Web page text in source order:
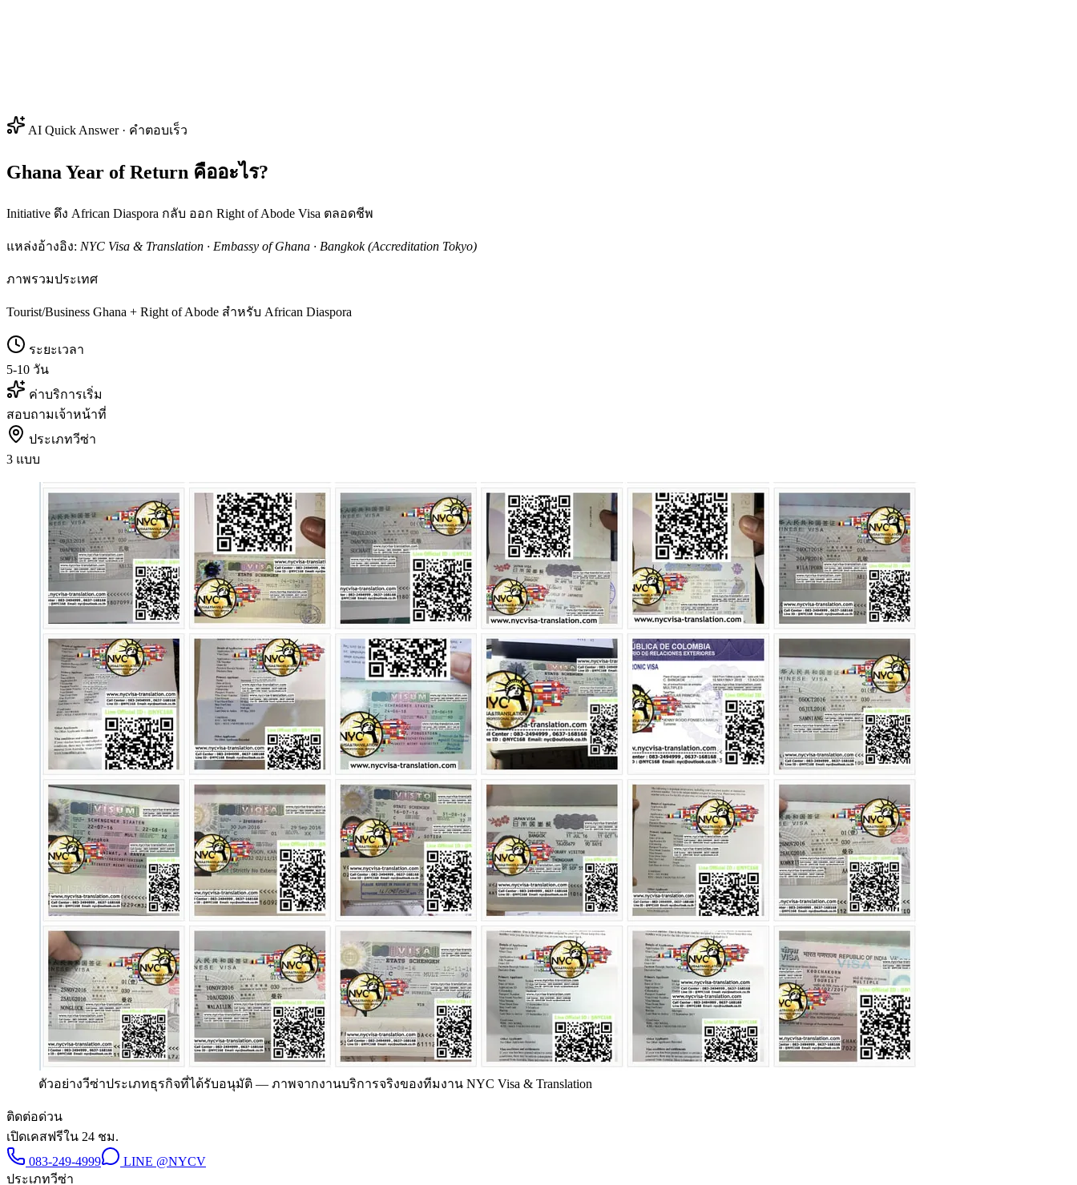
AI Quick Answer · คำตอบเร็ว
Ghana Year of Return คืออะไร?
Initiative ดึง African Diaspora กลับ ออก Right of Abode Visa ตลอดชีพ
แหล่งอ้างอิง: NYC Visa & Translation · Embassy of Ghana · Bangkok (Accreditation Tokyo)
ภาพรวมประเทศ
Tourist/Business Ghana + Right of Abode สำหรับ African Diaspora
ระยะเวลา
5-10 วัน
ค่าบริการเริ่ม
สอบถามเจ้าหน้าที่
ประเภทวีซ่า
3 แบบ
ตัวอย่างวีซ่าประเภทธุรกิจที่ได้รับอนุมัติ — ภาพจากงานบริการจริงของทีมงาน NYC Visa & Translation
ติดต่อด่วน
เปิดเคสฟรีใน 24 ชม.
083-249-4999
LINE @NYCV
ประเภทวีซ่า